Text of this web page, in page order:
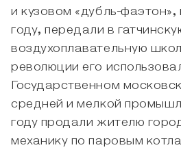
и кузовом «дубль-фаэтон»,
году, передали в
воздухоплавательную
революции его
Государственном
средней и мелкой
году продали жителю
механику по паровым